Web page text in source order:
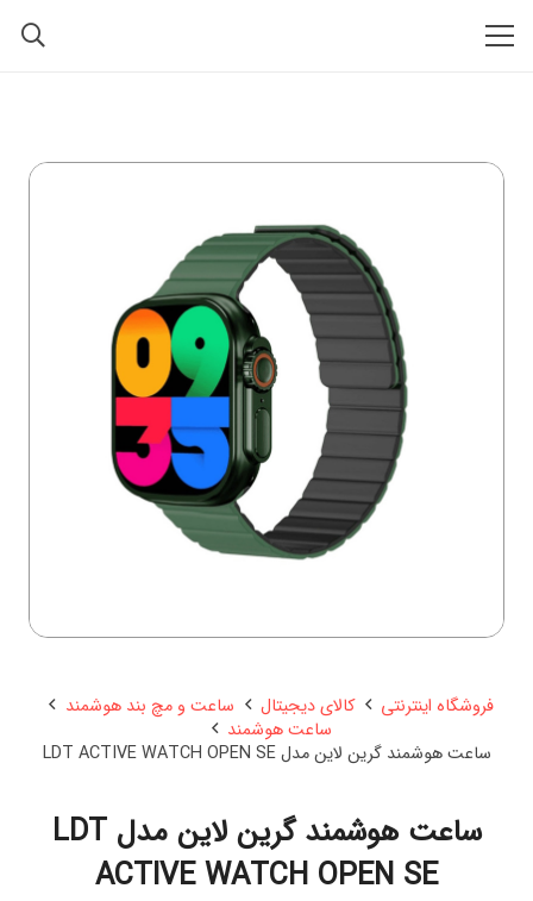
فروشگاه اینترنتی کالای دیجیتال
ساعت و مچ بند هوشمند
ساعت هوشمند
ساعت هوشمند گرین لاین مدل LDT ACTIVE WATCH OPEN SE
ساعت هوشمند گرین لاین مدل LDT
ACTIVE WATCH OPEN SE